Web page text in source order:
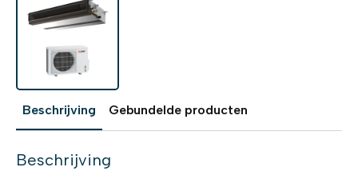
Beschrijving Gebundelde producten
Beschrijving